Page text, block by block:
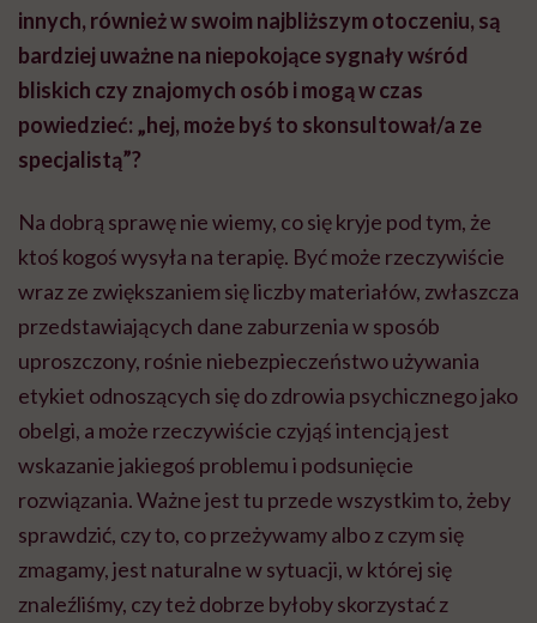
innych, również w swoim najbliższym otoczeniu, są
bardziej uważne na niepokojące sygnały wśród
bliskich czy znajomych osób i mogą w czas
powiedzieć: „hej, może byś to skonsultował/a ze
specjalistą”?
Na dobrą sprawę nie wiemy, co się kryje pod tym, że
ktoś kogoś wysyła na terapię. Być może rzeczywiście
wraz ze zwiększaniem się liczby materiałów, zwłaszcza
przedstawiających dane zaburzenia w sposób
uproszczony, rośnie niebezpieczeństwo używania
etykiet odnoszących się do zdrowia psychicznego jako
obelgi, a może rzeczywiście czyjąś intencją jest
wskazanie jakiegoś problemu i podsunięcie
rozwiązania. Ważne jest tu przede wszystkim to, żeby
sprawdzić, czy to, co przeżywamy albo z czym się
zmagamy, jest naturalne w sytuacji, w której się
znaleźliśmy, czy też dobrze byłoby skorzystać z